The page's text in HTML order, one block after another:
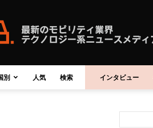
自
別 人気 検索 インタビュー